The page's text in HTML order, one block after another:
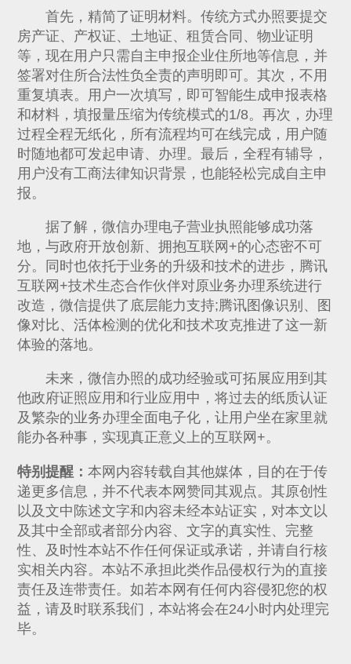
首先，精简了证明材料。传统方式办照要提交
房产证、产权证、土地证、租赁合同、物业证明
等，现在用户只需自主申报企业住所地等信息，并
签署对住所合法性负全责的声明即可。其次，不用
重复填表。用户一次填写，即可智能生成申报表格
和材料，填报量压缩为传统模式的1/8。再次，办理
过程全程无纸化，所有流程均可在线完成，用户随
时随地都可发起申请、办理。最后，全程有辅导，
用户没有工商法律知识背景，也能轻松完成自主申
报。
据了解，微信办理电子营业执照能够成功落
地，与政府开放创新、拥抱互联网+的心态密不可
分。同时也依托于业务的升级和技术的进步，腾讯
互联网+技术生态合作伙伴对原业务办理系统进行
改造，微信提供了底层能力支持;腾讯图像识别、图
像对比、活体检测的优化和技术攻克推进了这一新
体验的落地。
未来，微信办照的成功经验或可拓展应用到其
他政府证照应用和行业应用中，将过去的纸质认证
及繁杂的业务办理全面电子化，让用户坐在家里就
能办各种事，实现真正意义上的互联网+。
特别提醒：本网内容转载自其他媒体，目的在于传
递更多信息，并不代表本网赞同其观点。其原创性
以及文中陈述文字和内容未经本站证实，对本文以
及其中全部或者部分内容、文字的真实性、完整
性、及时性本站不作任何保证或承诺，并请自行核
实相关内容。本站不承担此类作品侵权行为的直接
责任及连带责任。如若本网有任何内容侵犯您的权
益，请及时联系我们，本站将会在24小时内处理完
毕。